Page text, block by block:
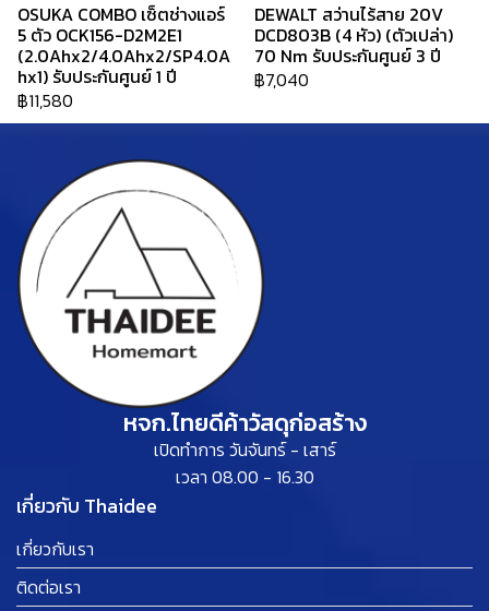
OSUKA COMBO เซ็ตช่างแอร์
5 ตัว OCK156-D2M2E1
(2.0Ahx2/4.0Ahx2/SP4.0A
hx1) รับประกันศูนย์ 1 ปี
฿11,580
DEWALT สว่านไร้สาย 20V
DCD803B (4 หัว) (ตัวเปล่า)
70 Nm รับประกันศูนย์ 3 ปี
฿7,040
หจก.ไทยดีค้าวัสดุก่อสร้าง
เปิดทำการ วันจันทร์ - เสาร์
เวลา 08.00 - 16.30
เกี่ยวกับ Thaidee
เกี่ยวกับเรา
ติดต่อเรา